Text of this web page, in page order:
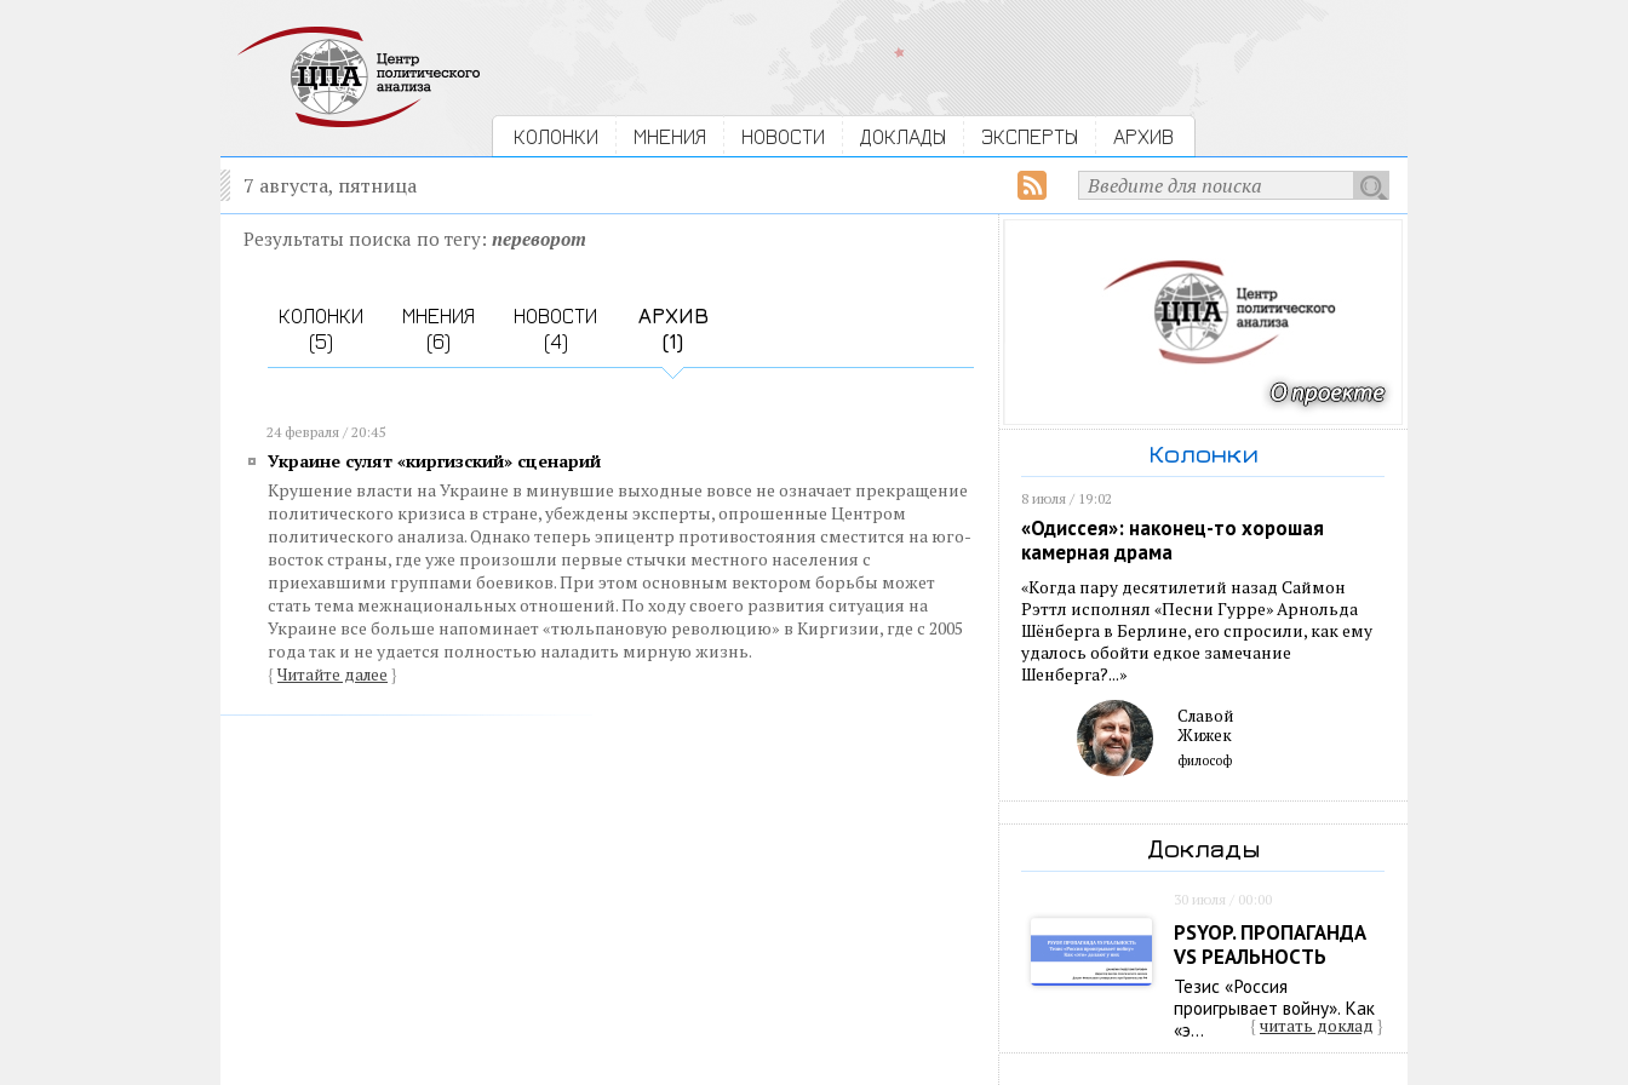
КОЛОНКИ МНЕНИЯ НОВОСТИ ДОКЛАДЫ ЭКСПЕРТЫ АРХИВ
7 августа, пятница
Результаты поиска по тегу: переворот
КОЛОНКИ
(5)
МНЕНИЯ
(6)
НОВОСТИ
(4)
АРХИВ
(1)
24 февраля / 20:45
Украине сулят «киргизский» сценарий
Крушение власти на Украине в минувшие выходные вовсе не означает прекращение
политического кризиса в стране, убеждены эксперты, опрошенные Центром
политического анализа. Однако теперь эпицентр противостояния сместится на юго-
восток страны, где уже произошли первые стычки местного населения с
приехавшими группами боевиков. При этом основным вектором борьбы может
стать тема межнациональных отношений. По ходу своего развития ситуация на
Украине все больше напоминает «тюльпановую революцию» в Киргизии, где с 2005
года так и не удается полностью наладить мирную жизнь.
{ Читайте далее }
Колонки
8 июля / 19:02
«Одиссея»: наконец-то хорошая
камерная драма
«Когда пару десятилетий назад Саймон
Рэттл исполнял «Песни Гурре» Арнольда
Шёнберга в Берлине, его спросили, как ему
удалось обойти едкое замечание
Шенберга?...»
Славой
Жижек
философ
Доклады
30 июля / 00:00
PSYOP. ПРОПАГАНДА
VS РЕАЛЬНОСТЬ
Тезис «Россия
проигрывает войну». Как
«э...
{ читать доклад }